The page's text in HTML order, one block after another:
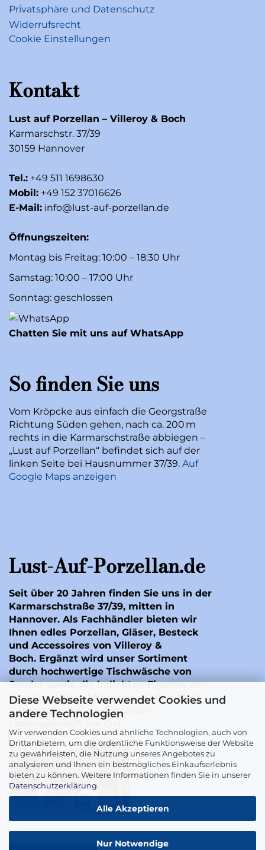
Diese Webseite verwendet Cookies und
andere Technologien
Wir verwenden Cookies und ähnliche Technologien, auch von
Drittanbietern, um die ordentliche Funktionsweise der Website
zu gewährleisten, die Nutzung unseres Angebotes zu
analysieren und Ihnen ein bestmögliches Einkaufserlebnis
bieten zu können. Weitere Informationen finden Sie in unserer
Datenschutzerklärung.
Alle Akzeptieren
Nur Notwendige
Privatsphäre und Datenschutz
Widerrufsrecht
Cookie Einstellungen
Kontakt
Lust auf Porzellan – Villeroy & Boch
Karmarschstr. 37/39
30159 Hannover
Tel.: +49 511 1698630
Mobil: +49 152 37016626
E-Mail: info@lust-auf-porzellan.de
Öffnungszeiten:
Montag bis Freitag: 10:00 – 18:30 Uhr
Samstag: 10:00 – 17:00 Uhr
Sonntag: geschlossen
Chatten Sie mit uns auf WhatsApp
So finden Sie uns
Vom Kröpcke aus einfach die Georgstraße
Richtung Süden gehen, nach ca. 200 m
rechts in die Karmarschstraße abbiegen –
„Lust auf Porzellan“ befindet sich auf der
linken Seite bei Hausnummer 37/39. Auf
Google Maps anzeigen
Lust-Auf-Porzellan.de
Seit über 20 Jahren finden Sie uns in der
Karmarschstraße 37/39, mitten in
Hannover. Als Fachhändler bieten wir
Ihnen edles Porzellan, Gläser, Besteck
und Accessoires von Villeroy &
Boch. Ergänzt wird unser Sortiment
durch hochwertige Tischwäsche von
Sandersowie die beliebten Figuren von
Wendt & Kühn. Mit jedem Online-Kauf
unterstützen Sie auch unser